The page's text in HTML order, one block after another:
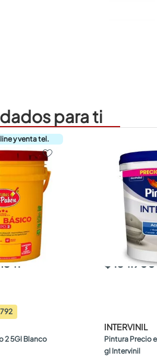
para ti
2 5Gl Blanco
$ 134.900
INTERVINIL
Pintura Precio
gl Intervinil